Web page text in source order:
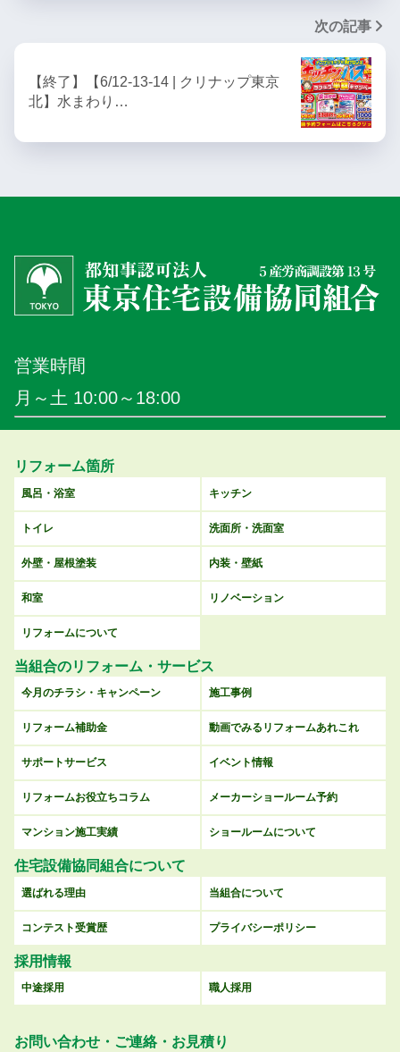
次の記事
【終了】【6/12-13-14 | クリナップ東京
北】水まわり…
営業時間
月～土 10:00～18:00
リフォーム箇所
風呂・浴室 キッチン
トイレ 洗面所・洗面室
外壁・屋根塗装 内装・壁紙
和室 リノベーション
リフォームについて
当組合のリフォーム・サービス
今月のチラシ・キャンペーン 施工事例
リフォーム補助金 動画でみるリフォームあれこれ
サポートサービス イベント情報
リフォームお役立ちコラム メーカーショールーム予約
マンション施工実績 ショールームについて
住宅設備協同組合について
選ばれる理由 当組合について
コンテスト受賞歴 プライバシーポリシー
採用情報
中途採用 職人採用
お問い合わせ・ご連絡・お見積り